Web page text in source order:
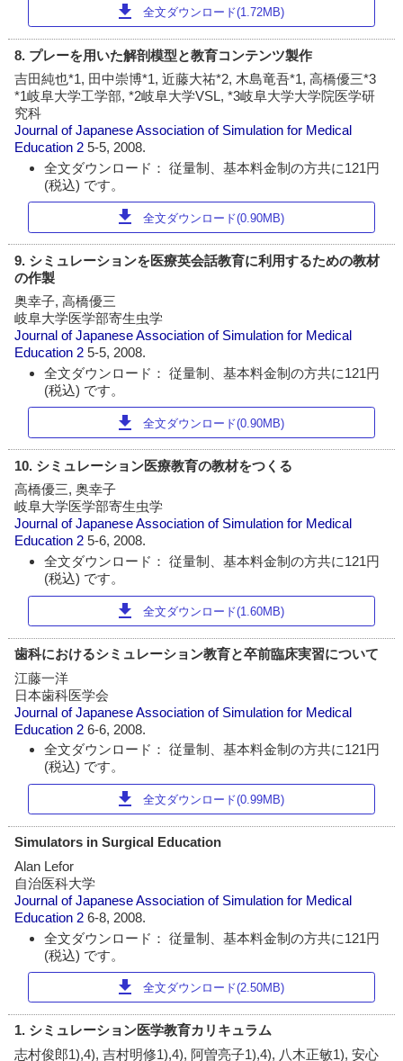
download 全文ダウンロード(1.72MB)
8. プレーを用いた解剖模型と教育コンテンツ製作
吉田純也*1, 田中崇博*1, 近藤大祐*2, 木島竜吾*1, 高橋優三*3
*1岐阜大学工学部, *2岐阜大学VSL, *3岐阜大学大学院医学研
究科
Journal of Japanese Association of Simulation for Medical
Education 25-5, 2008.
全文ダウンロード： 従量制、基本料金制の方共に121円
(税込) です。
download 全文ダウンロード(0.90MB)
9. シミュレーションを医療英会話教育に利用するための教材
の作製
奥幸子, 高橋優三
岐阜大学医学部寄生虫学
Journal of Japanese Association of Simulation for Medical
Education 25-5, 2008.
全文ダウンロード： 従量制、基本料金制の方共に121円
(税込) です。
download 全文ダウンロード(0.90MB)
10. シミュレーション医療教育の教材をつくる
高橋優三, 奥幸子
岐阜大学医学部寄生虫学
Journal of Japanese Association of Simulation for Medical
Education 25-6, 2008.
全文ダウンロード： 従量制、基本料金制の方共に121円
(税込) です。
download 全文ダウンロード(1.60MB)
歯科におけるシミュレーション教育と卒前臨床実習について
江藤一洋
日本歯科医学会
Journal of Japanese Association of Simulation for Medical
Education 26-6, 2008.
全文ダウンロード： 従量制、基本料金制の方共に121円
(税込) です。
download 全文ダウンロード(0.99MB)
Simulators in Surgical Education
Alan Lefor
自治医科大学
Journal of Japanese Association of Simulation for Medical
Education 26-8, 2008.
全文ダウンロード： 従量制、基本料金制の方共に121円
(税込) です。
download 全文ダウンロード(2.50MB)
1. シミュレーション医学教育カリキュラム
志村俊郎1),4), 吉村明修1),4), 阿曽亮子1),4), 八木正敏1), 安心